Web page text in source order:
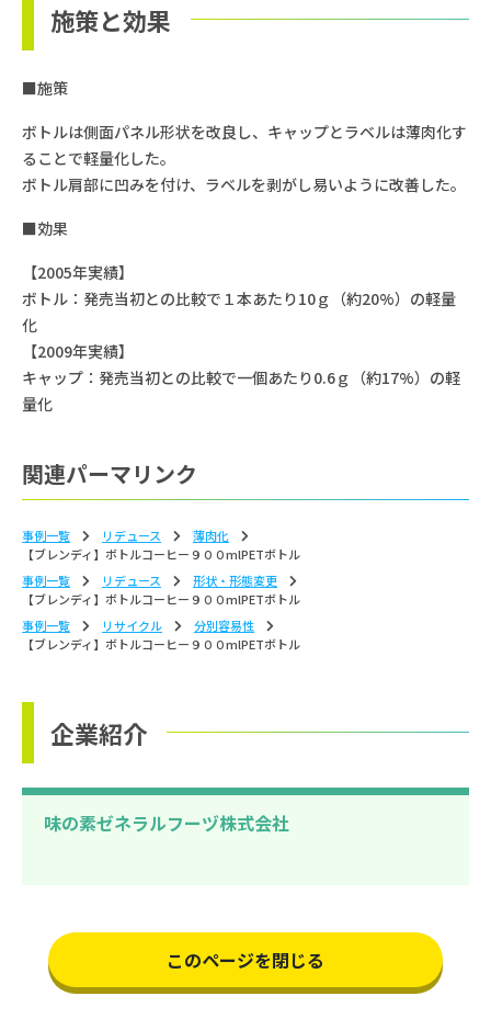
施策と効果
■施策
ボトルは側面パネル形状を改良し、キャップとラベルは薄肉化す
ることで軽量化した。
ボトル肩部に凹みを付け、ラベルを剥がし易いように改善した。
■効果
【2005年実績】
ボトル：発売当初との比較で１本あたり10ｇ（約20%）の軽量
化
【2009年実績】
キャップ：発売当初との比較で一個あたり0.6ｇ（約17%）の軽
量化
関連パーマリンク
事例一覧 リデュース
薄⾁化
【ブレンディ】ボトルコーヒー９００mlPETボトル
事例一覧
リデュース
形状‧形態変更
【ブレンディ】ボトルコーヒー９００mlPETボトル
事例一覧
リサイクル
分別容易性
【ブレンディ】ボトルコーヒー９００mlPETボトル
企業紹介
味の素ゼネラルフーヅ株式会社
このページを閉じる